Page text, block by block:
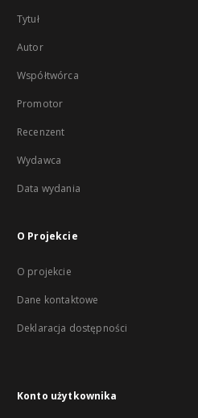
Tytuł
Autor
Współtwórca
Promotor
Recenzent
Wydawca
Data wydania
O Projekcie
O projekcie
Dane kontaktowe
Deklaracja dostępności
Konto użytkownika